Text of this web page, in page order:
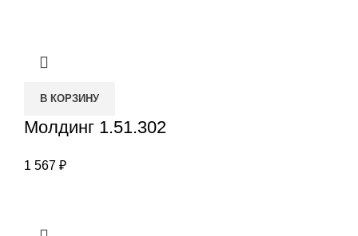
В КОРЗИНУ
Молдинг 1.51.302
1 567 ₽